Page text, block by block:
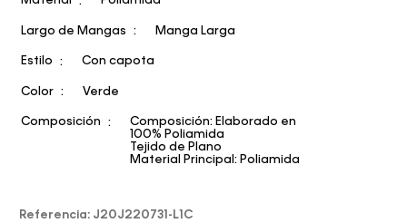
Largo de Mangas Manga Larga
Estilo Con capota
Color Verde
Composición
Composición: Elaborado en
100% Poliamida
Tejido de Plano
Material Principal: Poliamida
Referencia: J20J220731-L1C